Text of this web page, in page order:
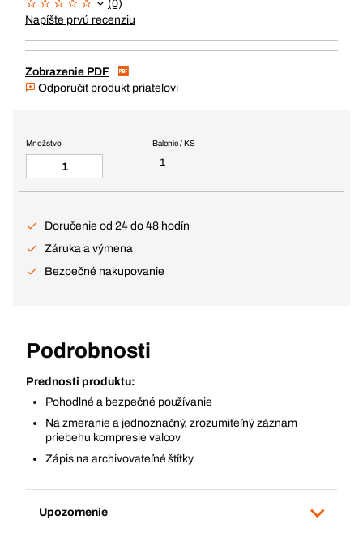
(0)
Napíšte prvú recenziu
Zobrazenie PDF
Odporučiť produkt priateľovi
Balenie / KS
1
Množstvo
Doručenie od 24 do 48 hodín
Záruka a výmena
Bezpečné nakupovanie
Podrobnosti
Prednosti produktu:
Pohodlné a bezpečné používanie
Na zmeranie a jednoznačný, zrozumiteľný záznam
priebehu kompresie valcov
Zápis na archivovateľné štítky
Upozornenie